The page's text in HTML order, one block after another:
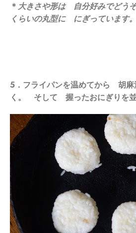
＊大きさや形は 自分好みでどう
くらいの丸型に にぎっています。
5．フライパンを温めてから 胡麻
く。 そして 握ったおにぎりを並